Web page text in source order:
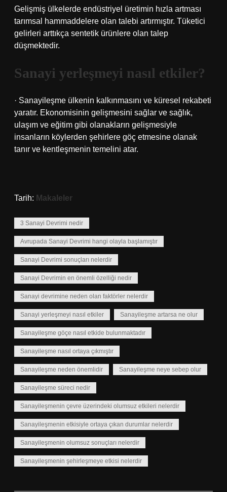
Gelişmiş ülkelerde endüstriyel üretimin hızla artması
tarımsal hammaddelere olan talebi artırmıştır. Tüketici
gelirleri arttıkça sentetik ürünlere olan talep
düşmektedir.
Sanayi yerleşmeyi nasıl etkiler?
· Sanayileşme ülkenin kalkınmasını ve küresel rekabeti
yaratır. Ekonomisinin gelişmesini sağlar ve sağlık,
ulaşım ve eğitim gibi olanakların gelişmesiyle
insanların köylerden şehirlere göç etmesine olanak
tanır ve kentleşmenin temelini atar.
Tarih: Makaleler
3 Sanayi Devrimi nedir
Avrupada Sanayi Devrimi hangi olayla başlamıştır
Sanayi Devrimi sonuçları nelerdir
Sanayi Devrimin en önemli özelliği nedir
Sanayi devrimine neden olan faktörler nelerdir
Sanayi yerleşmeyi nasıl etkiler Sanayileşme artarsa ne olur
Sanayileşme göçe nasıl etkide bulunmaktadır
Sanayileşme nasıl ortaya çıkmıştır
Sanayileşme neden önemlidir Sanayileşme neye sebep olur
Sanayileşme süreci nedir
Sanayileşmenin çevre üzerindeki olumsuz etkileri nelerdir
Sanayileşmenin etkisiyle ortaya çıkan durumlar nelerdir
Sanayileşmenin olumsuz sonuçları nelerdir
Sanayileşmenin şehirleşmeye etkisi nelerdir